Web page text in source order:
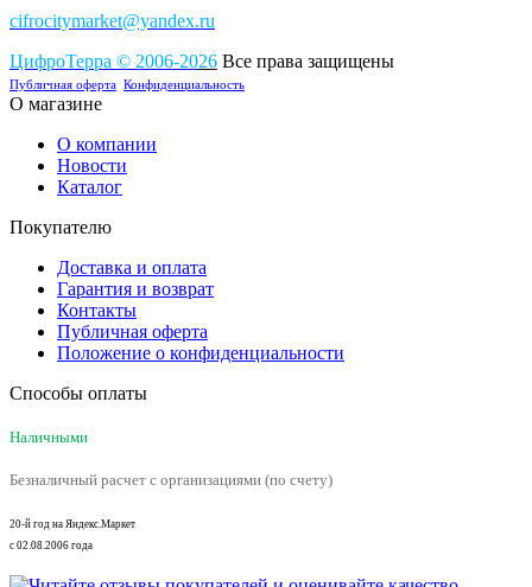
cifrocitymarket@yandex.ru
ЦифроТерра © 2006-2026 Все права защищены
Публичная оферта Конфиденциальность
О магазине
О компании
Новости
Каталог
Покупателю
Доставка и оплата
Гарантия и возврат
Контакты
Публичная оферта
Положение о конфиденциальности
Способы оплаты
Наличными
Безналичный расчет с организациями (по счету)
20-й год на Яндекс.Маркет
с 02.08.2006 года